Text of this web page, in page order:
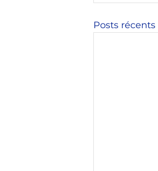
Posts récents